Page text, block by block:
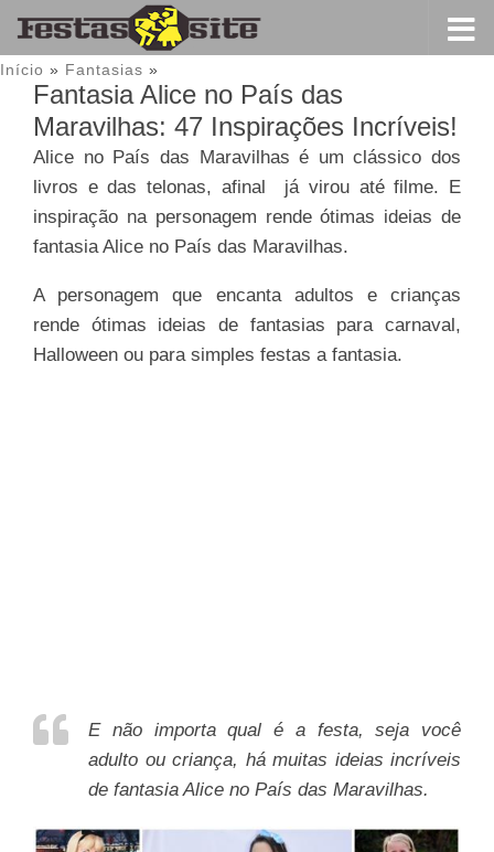
Início » Fantasias »
Fantasia Alice no País das
Maravilhas: 47 Inspirações Incríveis!
Alice no País das Maravilhas é um clássico dos
livros e das telonas, afinal já virou até filme. E
inspiração na personagem rende ótimas ideias de
fantasia Alice no País das Maravilhas.
A personagem que encanta adultos e crianças
rende ótimas ideias de fantasias para carnaval,
Halloween ou para simples festas a fantasia.
E não importa qual é a festa, seja você
adulto ou criança, há muitas ideias incríveis
de fantasia Alice no País das Maravilhas.